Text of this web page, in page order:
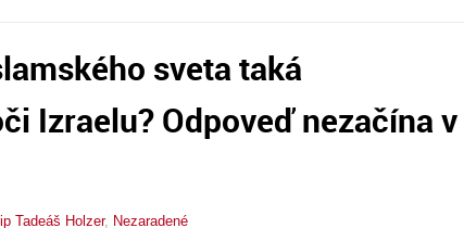
sveta taká
Izraelu? Odpoveď nezačína v
Tadeáš Holzer, Nezaradené